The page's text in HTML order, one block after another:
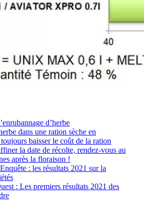
d’herbe
dans une ration sèche en
baisser le coût de la ration
la date de récolte, rendez-vous au
après la floraison !
: les résultats 2021 sur la
: Les premiers résultats 2021 des